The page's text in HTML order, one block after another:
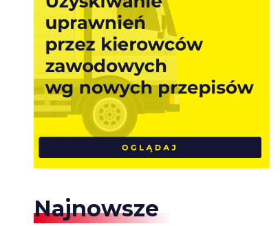
Najnowsze